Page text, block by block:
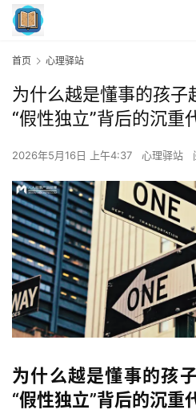
首页 心理驿站
为什么越是懂事的孩子
“假性独立”背后的沉重
2026年5月16日 上午4:37 心理驿站
为什么越是懂事的孩
“假性独立”背后的沉重